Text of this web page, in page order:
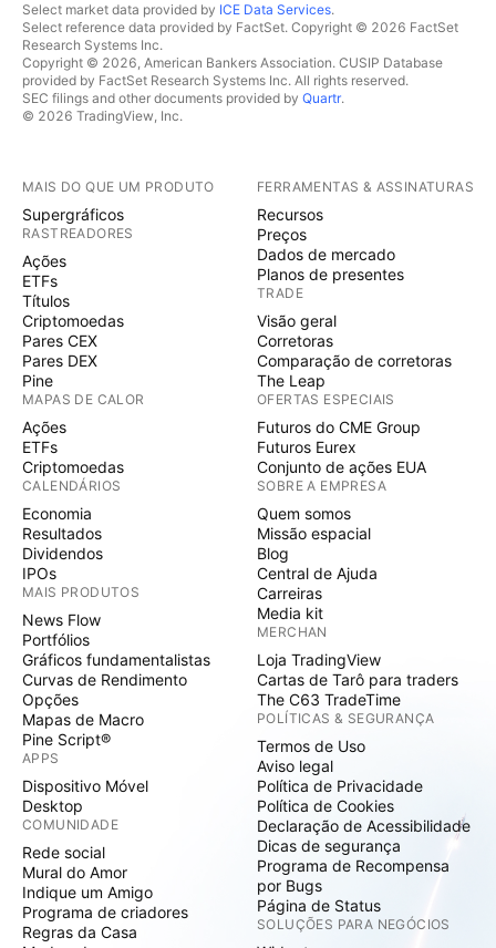
Select market data provided by ICE Data Services.
Select reference data provided by FactSet. Copyright © 2026 FactSet
Research Systems Inc.
Copyright © 2026, American Bankers Association. CUSIP Database
provided by FactSet Research Systems Inc. All rights reserved.
SEC filings and other documents provided by Quartr.
© 2026 TradingView, Inc.
MAIS DO QUE UM PRODUTO
Supergráficos
RASTREADORES
Ações
ETFs
Títulos
Criptomoedas
Pares CEX
Pares DEX
Pine
MAPAS DE CALOR
Ações
ETFs
Criptomoedas
CALENDÁRIOS
Economia
Resultados
Dividendos
IPOs
MAIS PRODUTOS
News Flow
Portfólios
Gráficos fundamentalistas
Curvas de Rendimento
Opções
Mapas de Macro
Pine Script®
APPS
Dispositivo Móvel
Desktop
COMUNIDADE
Rede social
Mural do Amor
Indique um Amigo
Programa de criadores
Regras da Casa
FERRAMENTAS & ASSINATURAS
Recursos
Preços
Dados de mercado
Planos de presentes
TRADE
Visão geral
Corretoras
Comparação de corretoras
The Leap
OFERTAS ESPECIAIS
Futuros do CME Group
Futuros Eurex
Conjunto de ações EUA
SOBRE A EMPRESA
Quem somos
Missão espacial
Blog
Central de Ajuda
Carreiras
Media kit
MERCHAN
Loja TradingView
Cartas de Tarô para traders
The C63 TradeTime
POLÍTICAS & SEGURANÇA
Termos de Uso
Aviso legal
Política de Privacidade
Política de Cookies
Declaração de Acessibilidade
Dicas de segurança
Programa de Recompensa
por Bugs
Página de Status
SOLUÇÕES PARA NEGÓCIOS